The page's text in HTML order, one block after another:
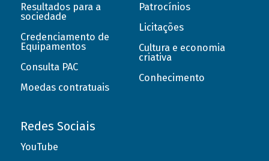
Resultados para a
sociedade
Credenciamento de
Equipamentos
Consulta PAC
Moedas contratuais
Patrocínios
Licitações
Cultura e economia
criativa
Conhecimento
Redes Sociais
YouTube